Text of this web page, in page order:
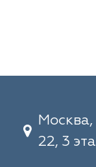
Москва,
22, 3